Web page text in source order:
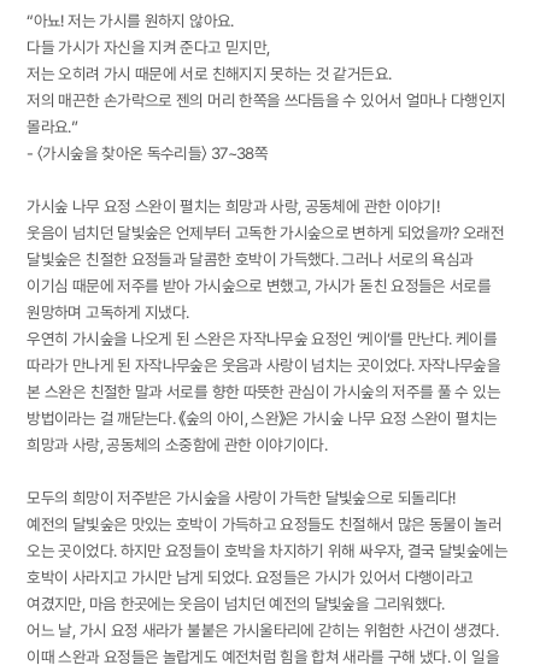
“아뇨! 저는 가시를 원하지 않아요.
다들 가시가 자신을 지켜 준다고 믿지만,
저는 오히려 가시 때문에 서로 친해지지 못하는 것 같거든요.
저의 매끈한 손가락으로 젠의 머리 한쪽을 쓰다듬을 수 있어서 얼마나 다행인지
몰라요.”
- 〈가시숲을 찾아온 독수리들〉 37~38쪽
가시숲 나무 요정 스완이 펼치는 희망과 사랑, 공동체에 관한 이야기!
웃음이 넘치던 달빛숲은 언제부터 고독한 가시숲으로 변하게 되었을까? 오래전
달빛숲은 친절한 요정들과 달콤한 호박이 가득했다. 그러나 서로의 욕심과
이기심 때문에 저주를 받아 가시숲으로 변했고, 가시가 돋친 요정들은 서로를
원망하며 고독하게 지냈다.
우연히 가시숲을 나오게 된 스완은 자작나무숲 요정인 ‘케이’를 만난다. 케이를
따라가 만나게 된 자작나무숲은 웃음과 사랑이 넘치는 곳이었다. 자작나무숲을
본 스완은 친절한 말과 서로를 향한 따뜻한 관심이 가시숲의 저주를 풀 수 있는
방법이라는 걸 깨닫는다. 《숲의 아이, 스완》은 가시숲 나무 요정 스완이 펼치는
희망과 사랑, 공동체의 소중함에 관한 이야기이다.
모두의 희망이 저주받은 가시숲을 사랑이 가득한 달빛숲으로 되돌리다!
예전의 달빛숲은 맛있는 호박이 가득하고 요정들도 친절해서 많은 동물이 놀러
오는 곳이었다. 하지만 요정들이 호박을 차지하기 위해 싸우자, 결국 달빛숲에는
호박이 사라지고 가시만 남게 되었다. 요정들은 가시가 있어서 다행이라고
여겼지만, 마음 한곳에는 웃음이 넘치던 예전의 달빛숲을 그리워했다.
어느 날, 가시 요정 새라가 불붙은 가시울타리에 갇히는 위험한 사건이 생겼다.
이때 스완과 요정들은 놀랍게도 예전처럼 힘을 합쳐 새라를 구해 냈다. 이 일을